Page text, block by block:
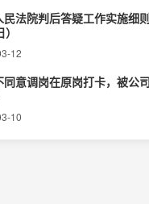
民法院判后答疑工作实施细
12
同意调岗在原岗打卡，被公
10